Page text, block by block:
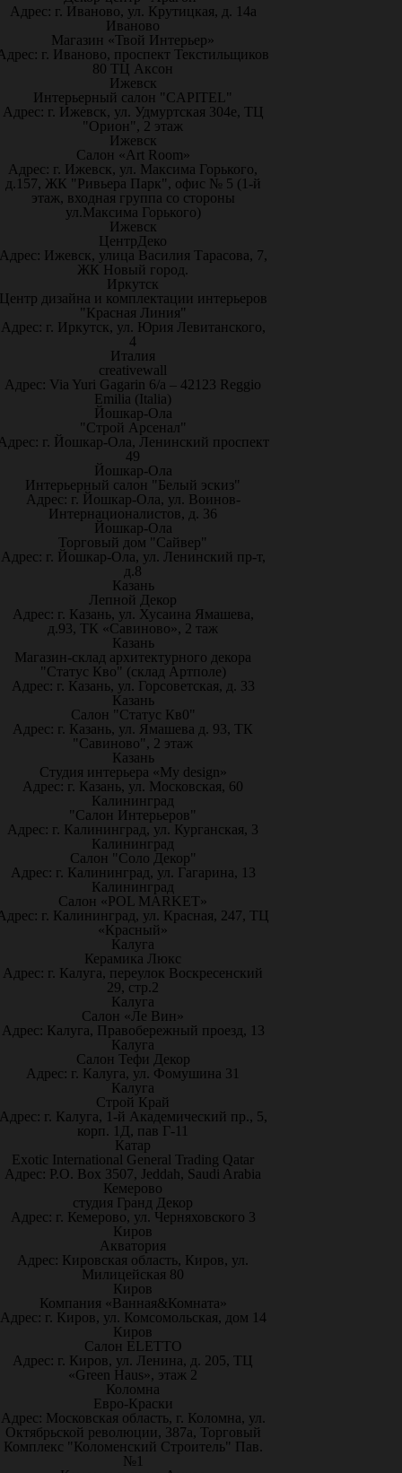
Адрес: г. Иваново, ул. Крутицкая, д. 14а
Иваново
Магазин «Твой Интерьер»
г. Иваново, проспект Текстильщиков
80 ТЦ Аксон
Ижевск
Интерьерный салон "CAPITEL"
Адрес: г. Ижевск, ул. Удмуртская 304е, ТЦ
"Орион", 2 этаж
Ижевск
Салон «Art Room»
Адрес: г. Ижевск, ул. Максима Горького,
д.157, ЖК "Ривьера Парк", офис № 5 (1-й
этаж, входная группа со стороны
ул.Максима Горького)
Ижевск
ЦентрДеко
Ижевск, улица Василия Тарасова, 7,
ЖК Новый город.
Иркутск
дизайна и комплектации интерьеров
"Красная Линия"
Адрес: г. Иркутск, ул. Юрия Левитанского,
4
Италия
creativewall
Адрес: Via Yuri Gagarin 6/a – 42123 Reggio
Emilia (Italia)
Йошкар-Ола
"Строй Арсенал"
г. Йошкар-Ола, Ленинский проспект
49
Йошкар-Ола
Интерьерный салон "Белый эскиз"
Адрес: г. Йошкар-Ола, ул. Воинов-
Интернационалистов, д. 36
Йошкар-Ола
Торговый дом "Сайвер"
Адрес: г. Йошкар-Ола, ул. Ленинский пр-т,
д.8
Казань
Лепной Декор
Адрес: г. Казань, ул. Хусаина Ямашева,
д.93, ТК «Савиново», 2 таж
Казань
Магазин-склад архитектурного декора
"Статус Кво" (склад Артполе)
Адрес: г. Казань, ул. Горсоветская, д. 33
Казань
Салон "Статус Кв0"
Адрес: г. Казань, ул. Ямашева д. 93, ТК
"Савиново", 2 этаж
Казань
Студия интерьера «My design»
Адрес: г. Казань, ул. Московская, 60
Калининград
"Салон Интерьеров"
Адрес: г. Калининград, ул. Курганская, 3
Калининград
Салон "Соло Декор"
Адрес: г. Калининград, ул. Гагарина, 13
Калининград
Салон «POL MARKET»
г. Калининград, ул. Красная, 247, ТЦ
«Красный»
Калуга
Керамика Люкс
Адрес: г. Калуга, переулок Воскресенский
29, стр.2
Калуга
Салон «Ле Вин»
Адрес: Калуга, Правобережный проезд, 13
Калуга
Салон Тефи Декор
Адрес: г. Калуга, ул. Фомушина 31
Калуга
Строй Край
г. Калуга, 1-й Академический пр., 5,
корп. 1Д, пав Г-11
Катар
Exotic International General Trading Qatar
Адрес: P.O. Box 3507, Jeddah, Saudi Arabia
Кемерово
студия Гранд Декор
Адрес: г. Кемерово, ул. Черняховского 3
Киров
Акватория
Адрес: Кировская область, Киров, ул.
Милицейская 80
Киров
Компания «Ванная&Комната»
Адрес: г. Киров, ул. Комсомольская, дом 14
Киров
Салон ELETTO
Адрес: г. Киров, ул. Ленина, д. 205, ТЦ
«Green Haus», этаж 2
Коломна
Евро-Краски
Адрес: Московская область, г. Коломна, ул.
Октябрьской революции, 387а, Торговый
Комплекс "Коломенский Строитель" Пав.
№1